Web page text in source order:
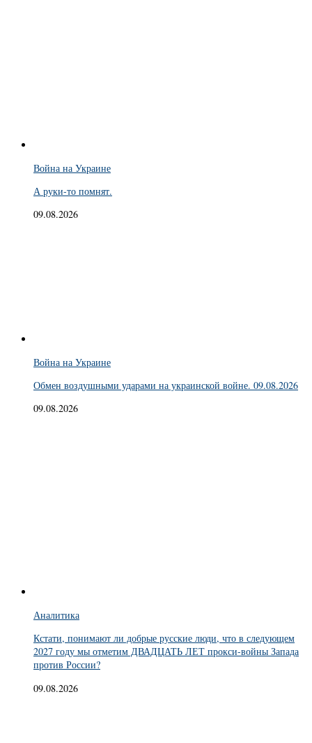
Война на Украине
А руки-то помнят.
09.08.2026
Война на Украине
Обмен воздушными ударами на украинской войне. 09.08.2026
09.08.2026
Аналитика
Кстати, понимают ли добрые русские люди, что в следующем
2027 году мы отметим ДВАДЦАТЬ ЛЕТ прокси-войны Запада
против России?
09.08.2026